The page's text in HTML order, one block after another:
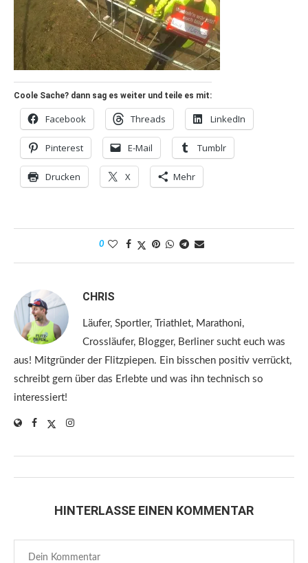
Coole Sache? dann sag es weiter und teile es mit:
Facebook Threads LinkedIn
Pinterest E-Mail Tumblr
Drucken X Mehr
0
CHRIS
Läufer, Sportler, Triathlet, Marathoni,
Crossläufer, Blogger, Berliner sucht euch was
aus! Mitgründer der Flitzpiepen. Ein bisschen positiv verrückt,
schreibt gern über das Erlebte und was ihn technisch so
interessiert!
HINTERLASSE EINEN KOMMENTAR